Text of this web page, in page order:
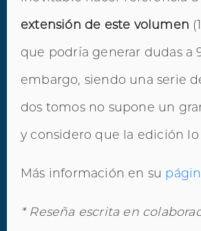
extensión de este volumen
que podría generar dudas a
embargo, siendo una serie
dos tomos no supone un
y considero que la edición lo
Más información en su
* Reseña escrita en